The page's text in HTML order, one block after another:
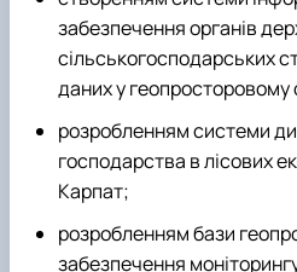
забезпечення органів
сільськогосподарських
даних у геопросторовому
розробленням системи
господарства в лісових
Карпат;
розробленням бази
забезпечення